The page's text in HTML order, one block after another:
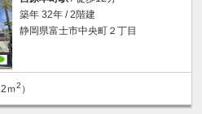
築年 32年 / 2階建
静岡県富士市中央町２丁目
ｍ2 ）